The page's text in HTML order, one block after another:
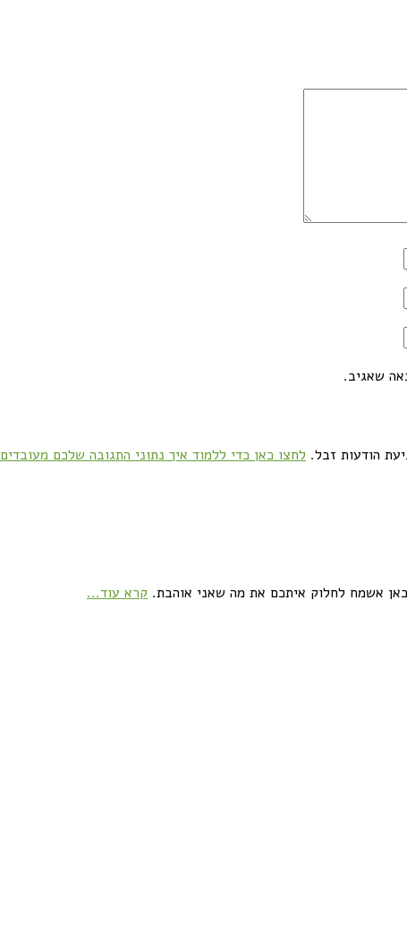
שאגיב.
הודעות זבל. לחצו כאן כדי ללמוד איך נתוני התגובה שלכם מעובדים
אשמח לחלוק איתכם את מה שאני אוהבת. קרא עוד...